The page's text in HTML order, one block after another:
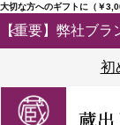
大切な方へのギフトに（￥
【重要】弊社ブ
初
蔵